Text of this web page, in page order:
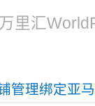
里汇
管理绑定亚